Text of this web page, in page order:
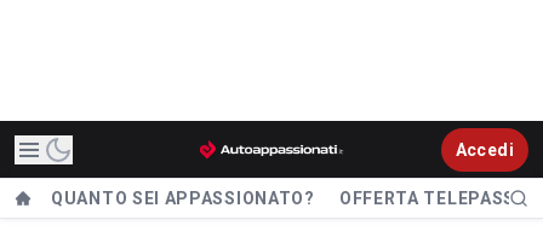
Accedi
QUANTO SEI APPASSIONATO? OFFERTA TELEPASS